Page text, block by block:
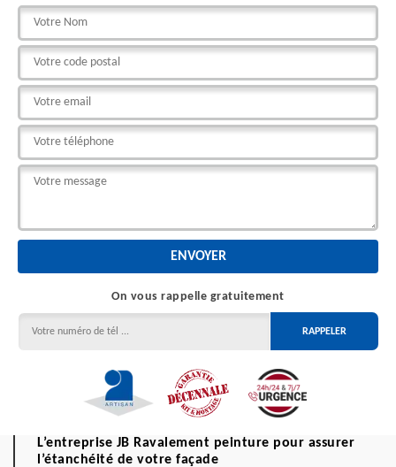
On vous rappelle gratuitement
L’entreprise JB Ravalement peinture pour assurer
l’étanchéité de votre façade